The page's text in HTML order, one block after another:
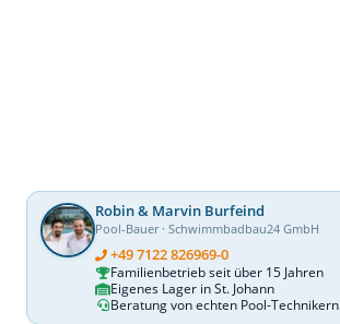
Robin & Marvin Burfeind
Pool-Bauer · Schwimmbadbau24 GmbH
+49 7122 826969-0
Familienbetrieb seit über 15 Jahren
Eigenes Lager in St. Johann
Beratung von echten Pool-Technikern